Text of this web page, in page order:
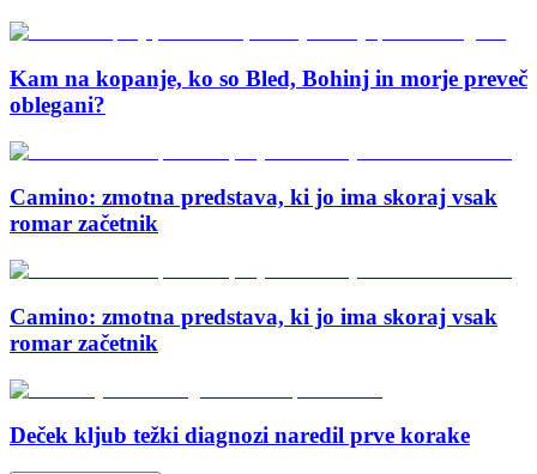
Kam na kopanje, ko so Bled, Bohinj in morje preveč
oblegani?
Camino: zmotna predstava, ki jo ima skoraj vsak
romar začetnik
Camino: zmotna predstava, ki jo ima skoraj vsak
romar začetnik
Deček kljub težki diagnozi naredil prve korake